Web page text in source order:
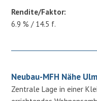
Rendite/Faktor:
6.9 % / 14.5 f.
Neubau-MFH Nähe Ulm
Zentrale Lage in einer